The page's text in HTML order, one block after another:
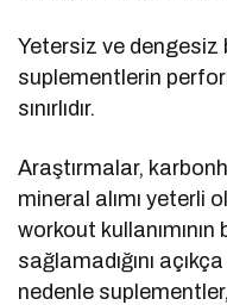
Yetersiz ve dengesiz
suplementlerin
sınırlıdır.
Araştırmalar,
mineral alımı yeterli
workout kullanımının
sağlamadığını
nedenle